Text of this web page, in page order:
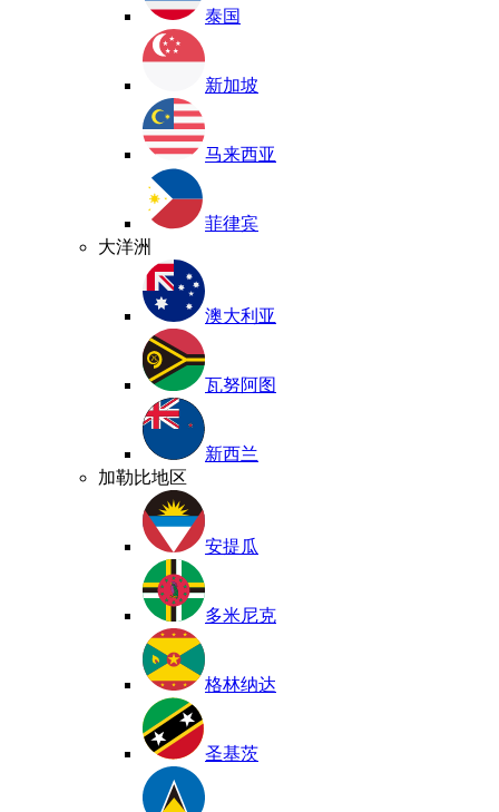
泰国
新加坡
马来西亚
菲律宾
大洋洲
澳大利亚
瓦努阿图
新西兰
加勒比地区
安提瓜
多米尼克
格林纳达
圣基茨